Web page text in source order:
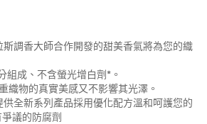
調香大師合作開發的甜美香氣將為您的織
組成、不含螢光增白劑*。
織物的真實美感又不影響其光澤。
全新系列產品採用優化配方溫和呵護您的
議的防腐劑